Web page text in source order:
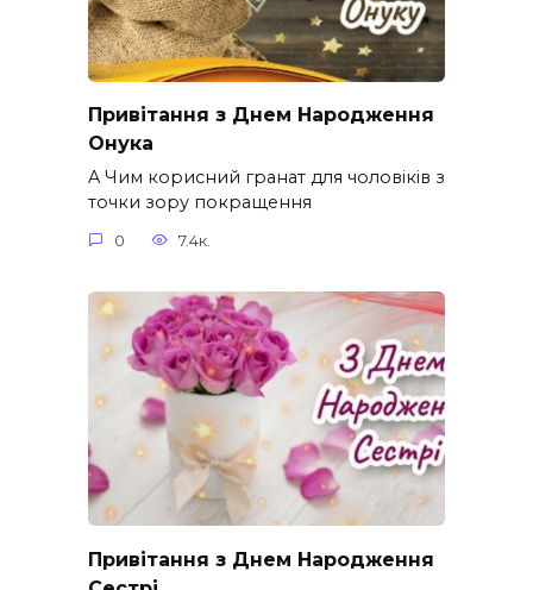
Привітання з Днем Народження
Онука
A Чим корисний гранат для чоловіків з
точки зору покращення
0 7.4к.
Привітання з Днем Народження